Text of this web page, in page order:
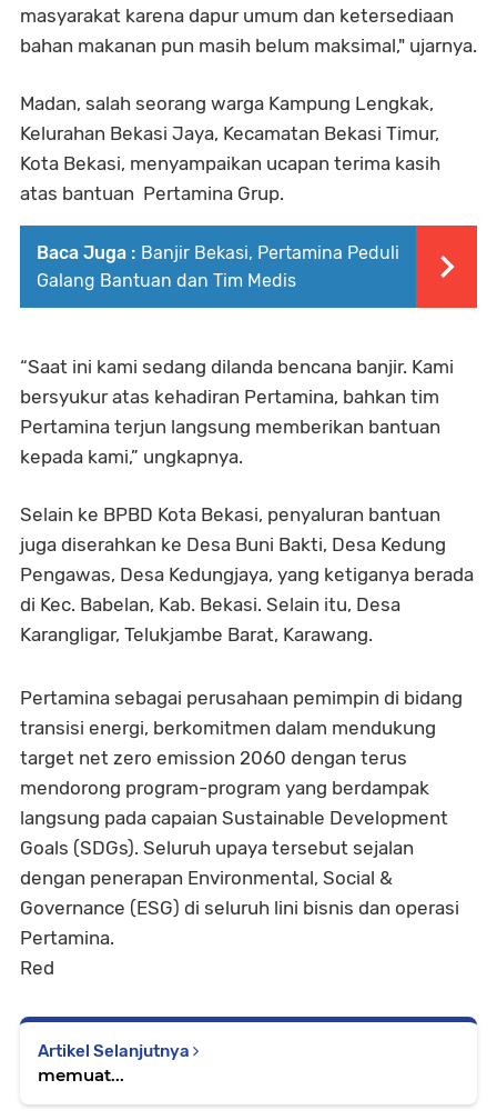
masyarakat karena dapur umum dan ketersediaan
bahan makanan pun masih belum maksimal," ujarnya.
Madan, salah seorang warga Kampung Lengkak,
Kelurahan Bekasi Jaya, Kecamatan Bekasi Timur,
Kota Bekasi, menyampaikan ucapan terima kasih
atas bantuan Pertamina Grup.
Baca Juga : Banjir Bekasi, Pertamina Peduli
Galang Bantuan dan Tim Medis
“Saat ini kami sedang dilanda bencana banjir. Kami
bersyukur atas kehadiran Pertamina, bahkan tim
Pertamina terjun langsung memberikan bantuan
kepada kami,” ungkapnya.
Selain ke BPBD Kota Bekasi, penyaluran bantuan
juga diserahkan ke Desa Buni Bakti, Desa Kedung
Pengawas, ⁠Desa Kedungjaya, yang ketiganya berada
di Kec. Babelan, Kab. Bekasi. Selain itu, Desa
Karangligar, Telukjambe Barat, Karawang.
Pertamina sebagai perusahaan pemimpin di bidang
transisi energi, berkomitmen dalam mendukung
target net zero emission 2060 dengan terus
mendorong program-program yang berdampak
langsung pada capaian Sustainable Development
Goals (SDGs). Seluruh upaya tersebut sejalan
dengan penerapan Environmental, Social &
Governance (ESG) di seluruh lini bisnis dan operasi
Pertamina.
Red
Artikel Selanjutnya
memuat...